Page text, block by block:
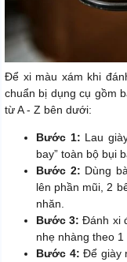
Để xi màu xám khi
chuẩn bị dụng cụ gồm
từ A - Z bên dưới:
Bước 1: Lau
bay” toàn bộ bụi
Bước 2: Dùng
lên phần mũi, 2
nhăn.
Bước 3: Đánh xi
nhẹ nhàng theo
Bước 4: Để giày